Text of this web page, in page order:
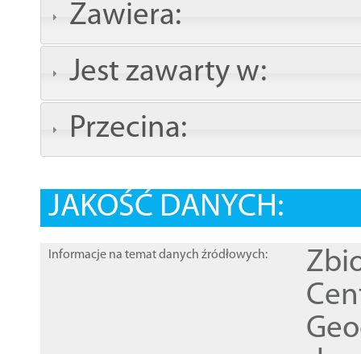
Zawiera:
Jest zawarty w:
Przecina:
JAKOŚĆ DANYCH:
Informacje na temat danych źródłowych: